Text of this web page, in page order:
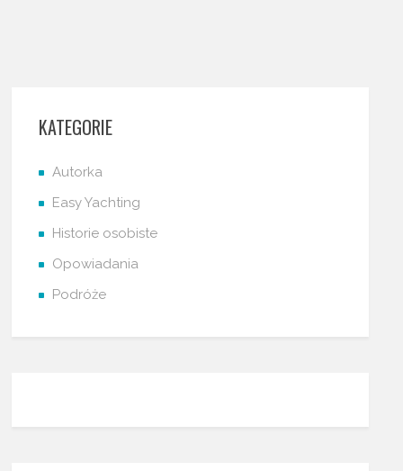
KATEGORIE
Autorka
Easy Yachting
Historie osobiste
Opowiadania
Podróże